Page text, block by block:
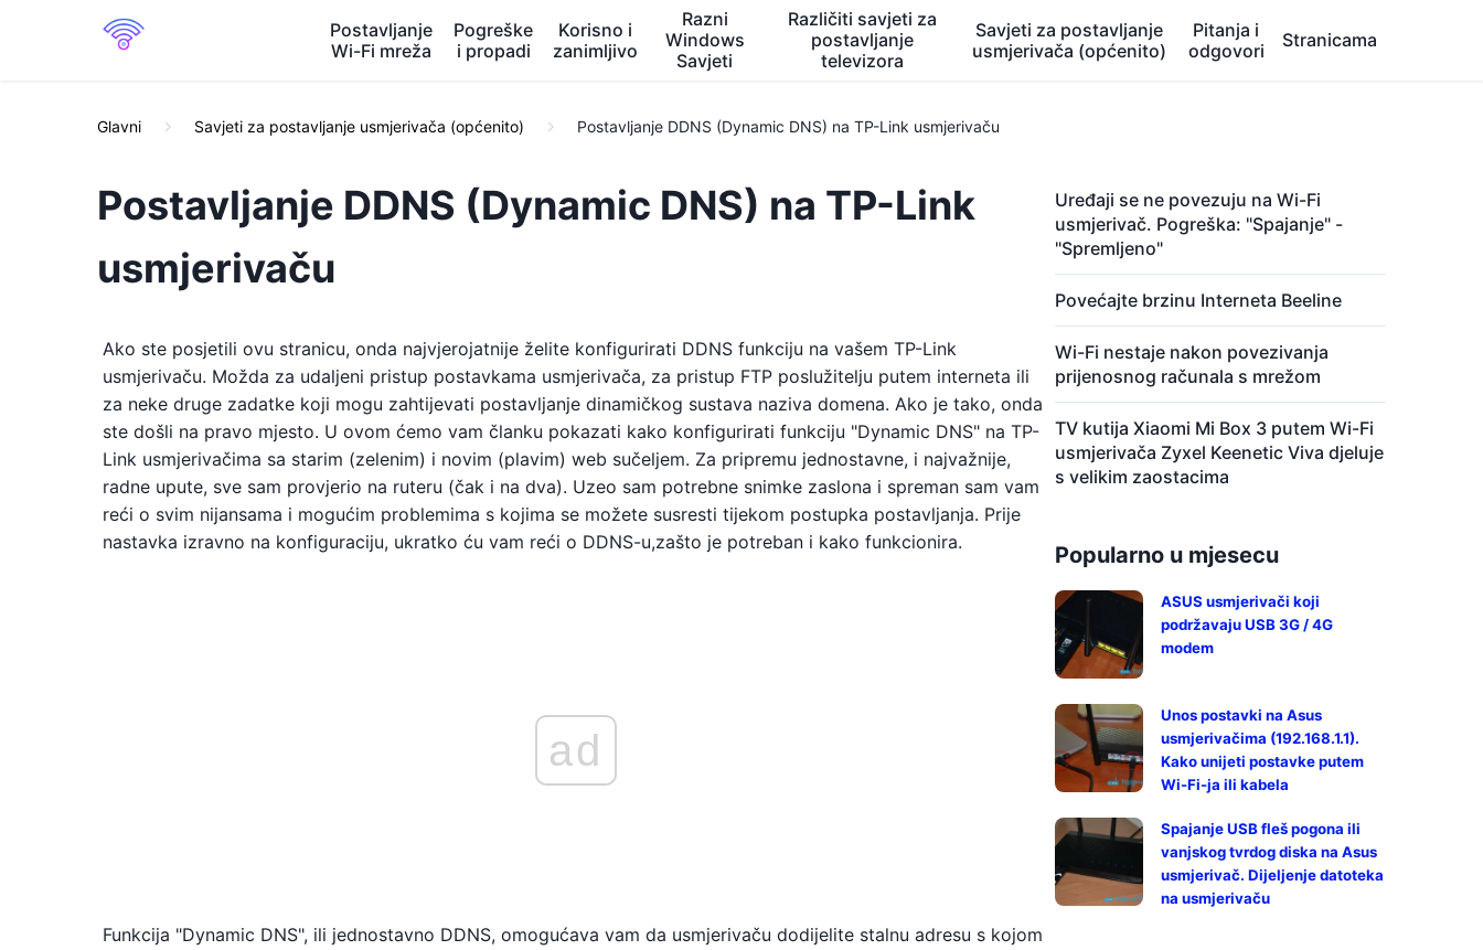
Postavljanje
Wi-Fi mreža
Pogreške
i propadi
Korisno i
zanimljivo
Razni
Windows
Savjeti
Različiti savjeti za
postavljanje
televizora
Savjeti za postavljanje
usmjerivača (općenito)
Pitanja i
odgovori
Stranicama
Glavni Savjeti za postavljanje usmjerivača (općenito) Postavljanje DDNS (Dynamic DNS) na TP-Link usmjerivaču
Postavljanje DDNS (Dynamic DNS) na TP-Link
usmjerivaču
Ako ste posjetili ovu stranicu, onda najvjerojatnije želite konfigurirati DDNS funkciju na vašem TP-Link
usmjerivaču. Možda za udaljeni pristup postavkama usmjerivača, za pristup FTP poslužitelju putem interneta ili
za neke druge zadatke koji mogu zahtijevati postavljanje dinamičkog sustava naziva domena. Ako je tako, onda
ste došli na pravo mjesto. U ovom ćemo vam članku pokazati kako konfigurirati funkciju "Dynamic DNS" na TP-
Link usmjerivačima sa starim (zelenim) i novim (plavim) web sučeljem. Za pripremu jednostavne, i najvažnije,
radne upute, sve sam provjerio na ruteru (čak i na dva). Uzeo sam potrebne snimke zaslona i spreman sam vam
reći o svim nijansama i mogućim problemima s kojima se možete susresti tijekom postupka postavljanja. Prije
nastavka izravno na konfiguraciju, ukratko ću vam reći o DDNS-u,zašto je potreban i kako funkcionira.
ad
Funkcija "Dynamic DNS", ili jednostavno DDNS, omogućava vam da usmjerivaču dodijelite stalnu adresu s kojom
Uređaji se ne povezuju na Wi-Fi
usmjerivač. Pogreška: "Spajanje" -
"Spremljeno"
Povećajte brzinu Interneta Beeline
Wi-Fi nestaje nakon povezivanja
prijenosnog računala s mrežom
TV kutija Xiaomi Mi Box 3 putem Wi-Fi
usmjerivača Zyxel Keenetic Viva djeluje
s velikim zaostacima
Popularno u mjesecu
ASUS usmjerivači koji
podržavaju USB 3G / 4G
modem
Unos postavki na Asus
usmjerivačima (192.168.1.1).
Kako unijeti postavke putem
Wi-Fi-ja ili kabela
Spajanje USB fleš pogona ili
vanjskog tvrdog diska na Asus
usmjerivač. Dijeljenje datoteka
na usmjerivaču